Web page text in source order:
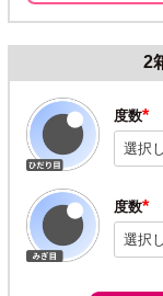
2
度数
(必
須)
度数
(必
須)